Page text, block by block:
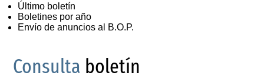
Último boletín
Boletines por año
Envío de anuncios al B.O.P.
Consulta boletín